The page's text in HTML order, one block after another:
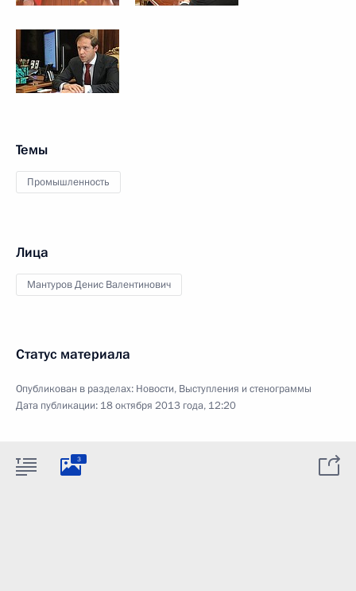
Темы
Промышленность
Лица
Мантуров Денис Валентинович
Статус материала
Опубликован в разделах: Новости, Выступления и стенограммы
Дата публикации: 18 октября 2013 года, 12:20
3